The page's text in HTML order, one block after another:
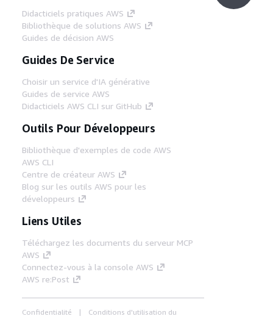
Didacticiels pratiques AWS
Bibliothèque de solutions AWS
Guides de décision AWS
Guides De Service
Choisir un service d'IA générative
Guides de service AWS
Didacticiels AWS CLI sur GitHub
Outils Pour Développeurs
Bibliothèque d'exemples de code AWS
AWS CLI
Centre de créateur AWS
Blog sur les outils AWS pour les
développeurs
Liens Utiles
Téléchargez les documents du serveur MCP
AWS
Connectez-vous à la console AWS
AWS re:Post
Confidentialité Conditions d'utilisation du